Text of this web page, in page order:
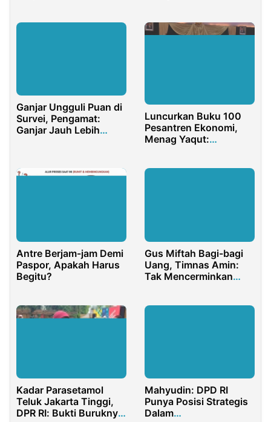
Ganjar Ungguli Puan di
Survei, Pengamat:
Ganjar Jauh Lebih
Luncurkan Buku 100
Pesantren Ekonomi,
Menag Yaqut:
Antre Berjam-jam Demi
Paspor, Apakah Harus
Begitu?
Gus Miftah Bagi-bagi
Uang, Timnas Amin:
Tak Mencerminkan
Kadar Parasetamol
Teluk Jakarta Tinggi,
DPR RI: Bukti Buruknya
Mahyudin: DPD RI
Punya Posisi Strategis
Dalam